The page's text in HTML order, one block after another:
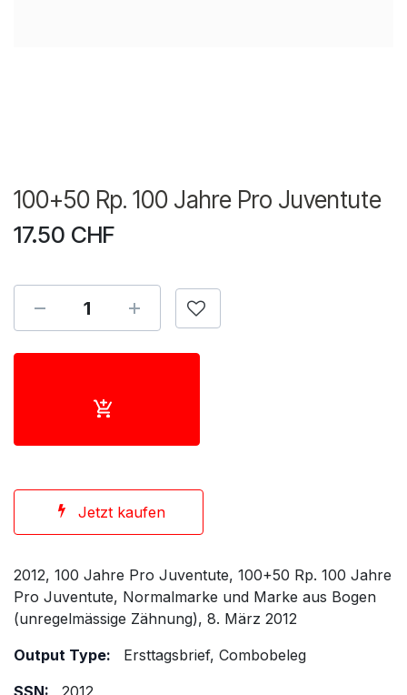
100+50 Rp. 100 Jahre Pro Juventute
17.50 CHF
Jetzt kaufen
2012, 100 Jahre Pro Juventute, 100+50 Rp. 100 Jahre
Pro Juventute, Normalmarke und Marke aus Bogen
(unregelmässige Zähnung), 8. März 2012
Output Type:
Ersttagsbrief, Combobeleg
SSN:
2012